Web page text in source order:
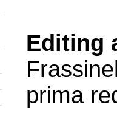
Editing
prima